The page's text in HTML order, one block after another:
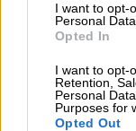
I want to opt-
Personal
Opted In
I want to opt-
Retention,
Personal
Purposes for
Opted Out